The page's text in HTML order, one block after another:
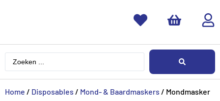
Home / Disposables / Mond- & Baardmaskers / Mondmasker